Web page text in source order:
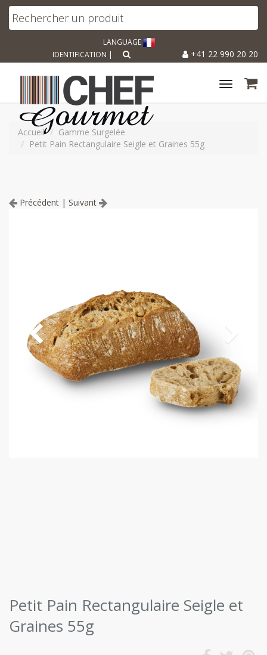
LANGUAGE
+41 22 990 20 20
IDENTIFICATION |
Toggle
Accueil
Gamme Surgelée
Petit Pain Rectangulaire Seigle et Graines 55g
Précédent | Suivant
Petit Pain Rectangulaire Seigle et
Graines 55g